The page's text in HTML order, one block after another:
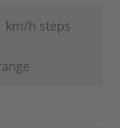
km/h steps